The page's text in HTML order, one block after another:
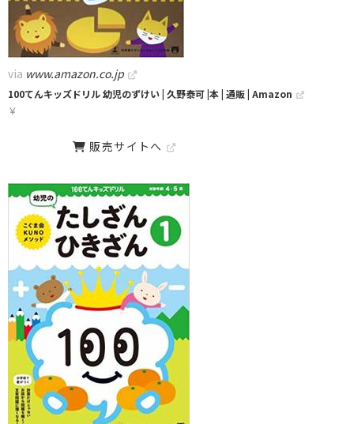
via www.amazon.co.jp
100てんキッズドリル 幼児のずけい | 久野泰可 |本 | 通販 | Amazon
￥
販売サイトへ